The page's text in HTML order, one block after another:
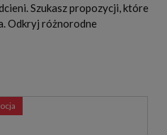
Szukasz propozycji, które
Odkryj różnorodne